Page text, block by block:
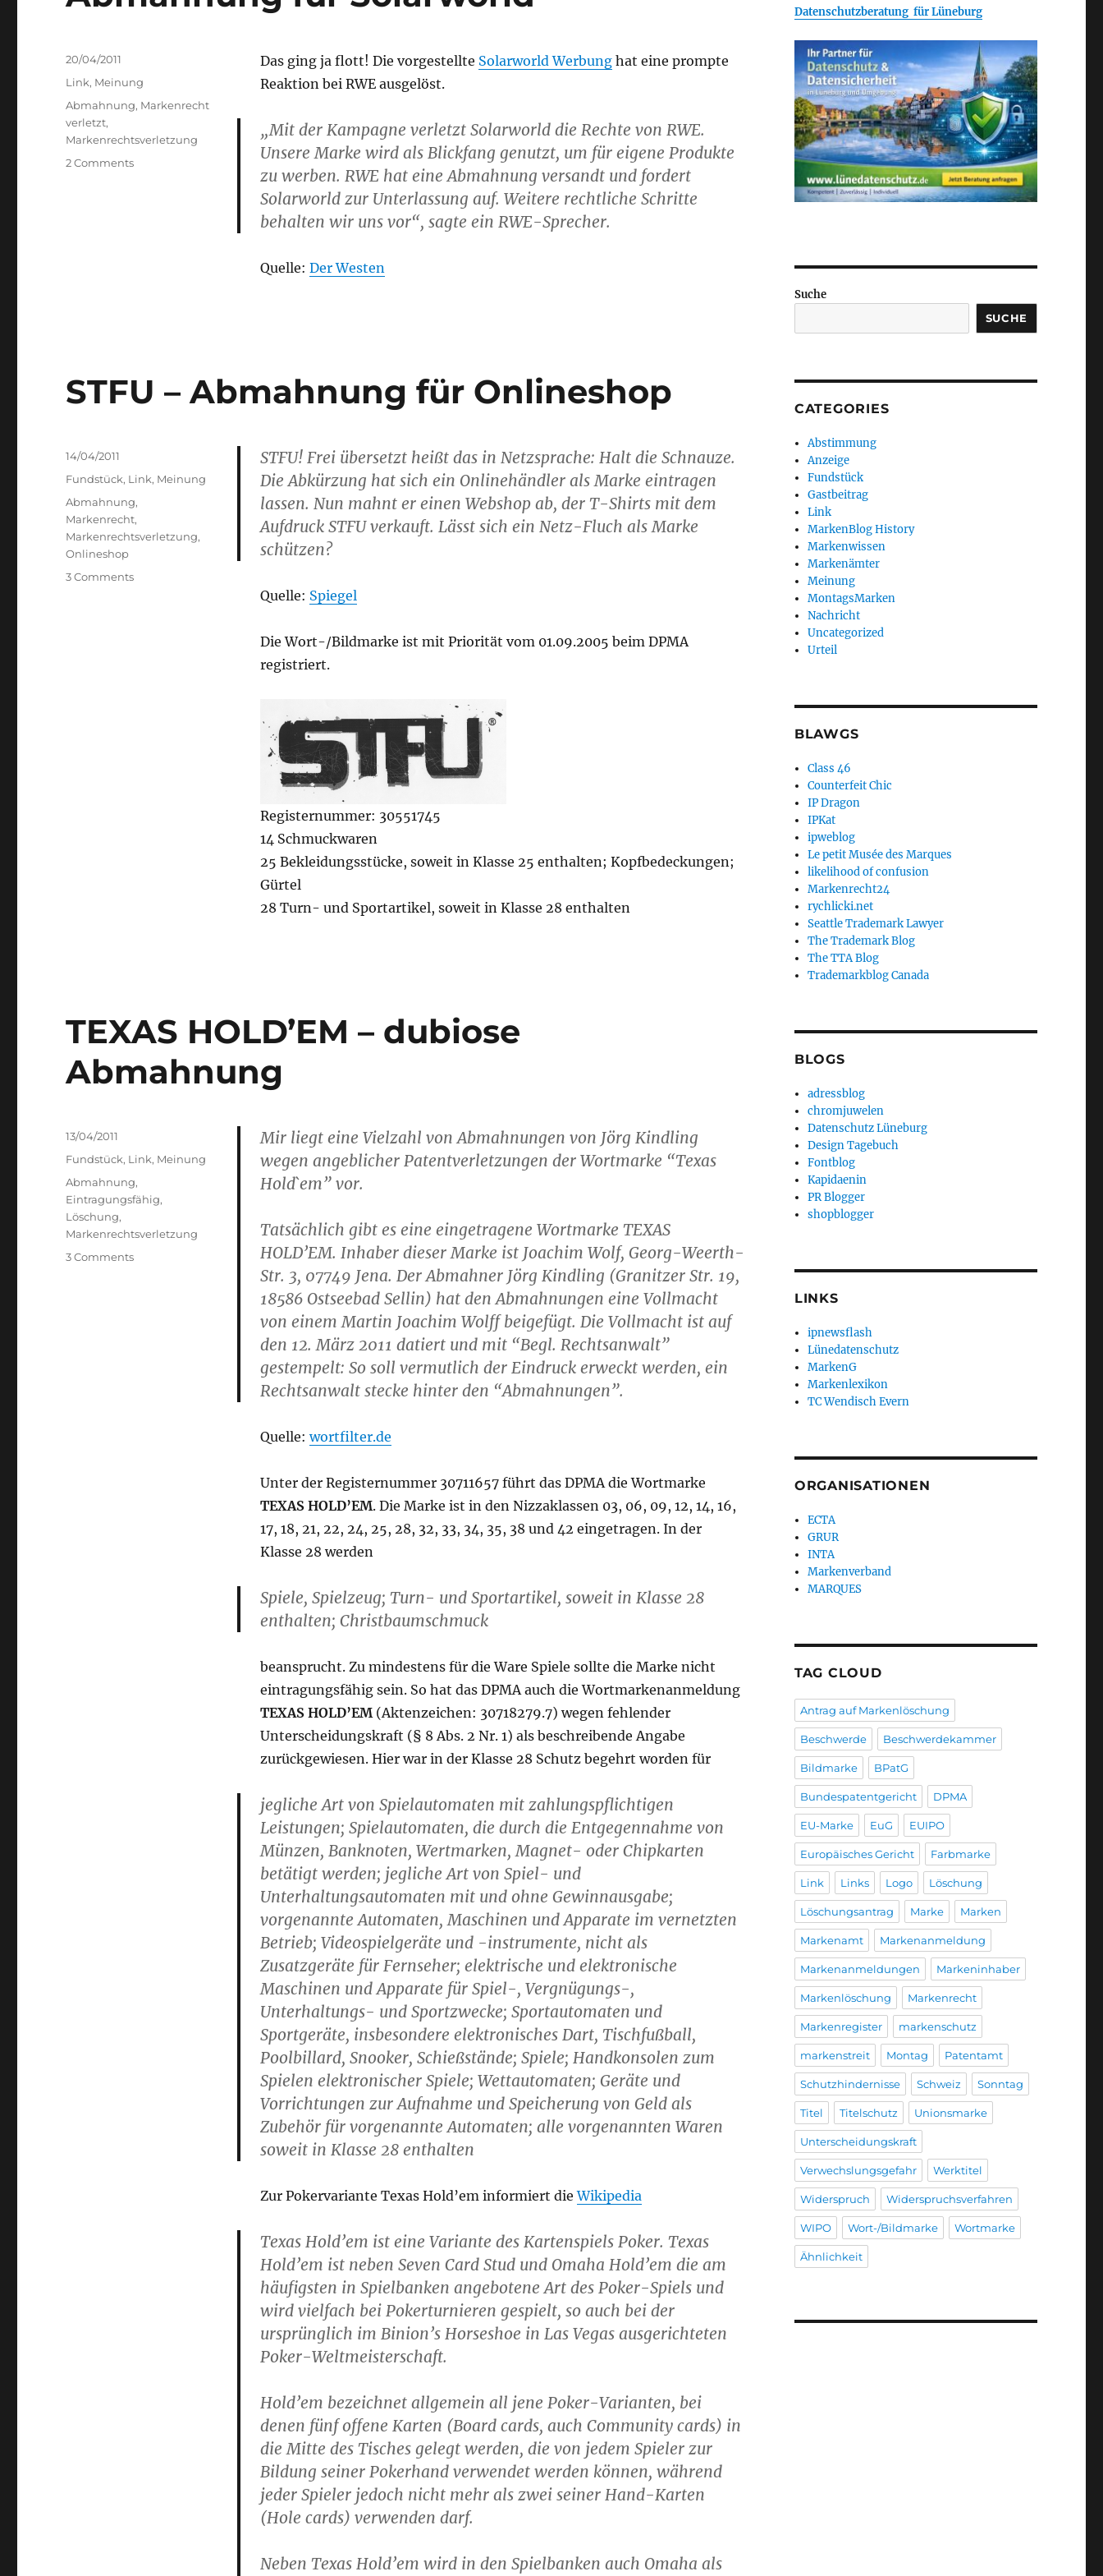
Das ging ja flott! Die vorgestellte Solarworld Werbunghat eine prompte
Reaktion bei RWE ausgelöst.
„Mit der Kampagne verletzt Solarworld die Rechte von RWE.
Unsere Marke wird als Blickfang genutzt, um für eigene Produkte
zu werben. RWE hat eine Abmahnung versandt und fordert
Solarworld zur Unterlassung auf. Weitere rechtliche Schritte
behalten wir uns vor“, sagte ein RWE-Sprecher.
Quelle: Der Westen
Posted
on
20/04/2011
Categories
Link, Meinung
Tags
Abmahnung, Markenrecht
verletzt,
Markenrechtsverletzung
2 Commentson
STFU – Abmahnung für Onlineshop
STFU! Frei übersetzt heißt das in Netzsprache: Halt die Schnauze.
Die Abkürzung hat sich ein Onlinehändler als Marke eintragen
lassen. Nun mahnt er einen Webshop ab, der T-Shirts mit dem
Aufdruck STFU verkauft. Lässt sich ein Netz-Fluch als Marke
schützen?
Quelle: Spiegel
Die Wort-/Bildmarke ist mit Priorität vom 01.09.2005 beim DPMA
registriert.
Registernummer: 30551745
14 Schmuckwaren
25 Bekleidungsstücke, soweit in Klasse 25 enthalten; Kopfbedeckungen;
Gürtel
28 Turn- und Sportartikel, soweit in Klasse 28 enthalten
Posted
14/04/2011
Categories
Fundstück, Link, Meinung
Tags
Abmahnung,
Markenrecht,
Markenrechtsverletzung,
Onlineshop
3 Commentson
TEXAS HOLD’EM – dubiose
Abmahnung
Mir liegt eine Vielzahl von Abmahnungen von Jörg Kindling
wegen angeblicher Patentverletzungen der Wortmarke “Texas
Hold`em” vor.
Tatsächlich gibt es eine eingetragene Wortmarke TEXAS
HOLD’EM. Inhaber dieser Marke ist Joachim Wolf, Georg-Weerth-
Str. 3, 07749 Jena. Der Abmahner Jörg Kindling (Granitzer Str. 19,
18586 Ostseebad Sellin) hat den Abmahnungen eine Vollmacht
von einem Martin Joachim Wolff beigefügt. Die Vollmacht ist auf
den 12. März 2011 datiert und mit “Begl. Rechtsanwalt”
gestempelt: So soll vermutlich der Eindruck erweckt werden, ein
Rechtsanwalt stecke hinter den “Abmahnungen”.
Quelle:wortfilter.de
Unter der Registernummer 30711657 führt das DPMA die Wortmarke
TEXAS HOLD’EM. Die Marke ist in den Nizzaklassen 03, 06, 09, 12, 14, 16,
17, 18, 21, 22, 24, 25, 28, 32, 33, 34, 35, 38 und 42 eingetragen. In der
Klasse 28 werden
Spiele, Spielzeug; Turn- und Sportartikel, soweit in Klasse 28
enthalten; Christbaumschmuck
beansprucht. Zu mindestens für die Ware Spiele sollte die Marke nicht
eintragungsfähig sein. So hat das DPMA auch die Wortmarkenanmeldung
TEXAS HOLD’EM(Aktenzeichen: 30718279.7) wegen fehlender
Unterscheidungskraft (§ 8 Abs. 2 Nr. 1) als beschreibende Angabe
zurückgewiesen. Hier war in der Klasse 28 Schutz begehrt worden für
jegliche Art von Spielautomaten mit zahlungspflichtigen
Leistungen; Spielautomaten, die durch die Entgegennahme von
Münzen, Banknoten, Wertmarken, Magnet- oder Chipkarten
betätigt werden; jegliche Art von Spiel- und
Unterhaltungsautomaten mit und ohne Gewinnausgabe;
vorgenannte Automaten, Maschinen und Apparate im vernetzten
Betrieb; Videospielgeräte und -instrumente, nicht als
Zusatzgeräte für Fernseher; elektrische und elektronische
Maschinen und Apparate für Spiel-, Vergnügungs-,
Unterhaltungs- und Sportzwecke; Sportautomaten und
Sportgeräte, insbesondere elektronisches Dart, Tischfußball,
Poolbillard, Snooker, Schießstände; Spiele; Handkonsolen zum
Spielen elektronischer Spiele; Wettautomaten; Geräte und
Vorrichtungen zur Aufnahme und Speicherung von Geld als
Zubehör für vorgenannte Automaten; alle vorgenannten Waren
soweit in Klasse 28 enthalten
Zur Pokervariante Texas Hold’em informiert dieWikipedia
Texas Hold’em ist eine Variante des Kartenspiels Poker. Texas
Hold’em ist neben Seven Card Stud und Omaha Hold’em die am
häufigsten in Spielbanken angebotene Art des Poker-Spiels und
wird vielfach bei Pokerturnieren gespielt, so auch bei der
ursprünglich im Binion’s Horseshoe in Las Vegas ausgerichteten
Poker-Weltmeisterschaft.
Hold’em bezeichnet allgemein all jene Poker-Varianten, bei
denen fünf offene Karten (Board cards, auch Community cards) in
die Mitte des Tisches gelegt werden, die von jedem Spieler zur
Bildung seiner Pokerhand verwendet werden können, während
jeder Spieler jedoch nicht mehr als zwei seiner Hand-Karten
(Hole cards) verwenden darf.
Neben Texas Hold’em wird in den Spielbanken auch Omaha als
Posted
13/04/2011
Categories
Fundstück, Link, Meinung
Tags
Abmahnung,
Eintragungsfähig,
Löschung,
Markenrechtsverletzung
3 Commentson
Datenschutzberatung für Lüneburg
Suche
SUCHE
CATEGORIES
Abstimmung
Anzeige
Fundstück
Gastbeitrag
Link
MarkenBlog History
Markenwissen
Markenämter
Meinung
MontagsMarken
Nachricht
Uncategorized
Urteil
BLAWGS
Class 46
Counterfeit Chic
IP Dragon
IPKat
ipweblog
Le petit Musée des Marques
likelihood of confusion
Markenrecht24
rychlicki.net
Seattle Trademark Lawyer
The Trademark Blog
The TTA Blog
Trademarkblog Canada
BLOGS
adressblog
chromjuwelen
Datenschutz Lüneburg
Design Tagebuch
Fontblog
Kapidaenin
PR Blogger
shopblogger
LINKS
ipnewsflash
Lünedatenschutz
MarkenG
Markenlexikon
TC Wendisch Evern
ORGANISATIONEN
ECTA
GRUR
INTA
Markenverband
MARQUES
TAG CLOUD
Antrag auf Markenlöschung
Beschwerde Beschwerdekammer
Bildmarke BPatG
Bundespatentgericht DPMA
EU-Marke EuG EUIPO
Europäisches Gericht Farbmarke
Link Links Logo Löschung
Löschungsantrag Marke Marken
Markenamt Markenanmeldung
Markenanmeldungen Markeninhaber
Markenlöschung Markenrecht
Markenregister markenschutz
markenstreit Montag Patentamt
Schutzhindernisse Schweiz Sonntag
Titel Titelschutz Unionsmarke
Unterscheidungskraft
Verwechslungsgefahr Werktitel
Widerspruch Widerspruchsverfahren
WIPO Wort-/Bildmarke Wortmarke
Ähnlichkeit